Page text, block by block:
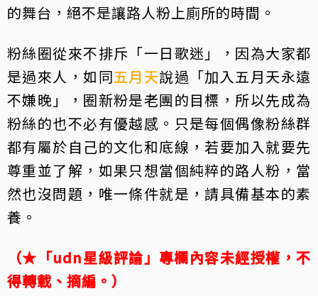
的舞台，絕不是讓路人粉上廁所的時間。
粉絲圈從來不排斥「一日歌迷」，因為大家都
是過來人，如同五月天說過「加入五月天永遠
不嫌晚」，圈新粉是老團的目標，所以先成為
粉絲的也不必有優越感。只是每個偶像粉絲群
都有屬於自己的文化和底線，若要加入就要先
尊重並了解，如果只想當個純粹的路人粉，當
然也沒問題，唯一條件就是，請具備基本的素
養。
（★「udn星級評論」專欄內容未經授權，不
得轉載、摘編。）